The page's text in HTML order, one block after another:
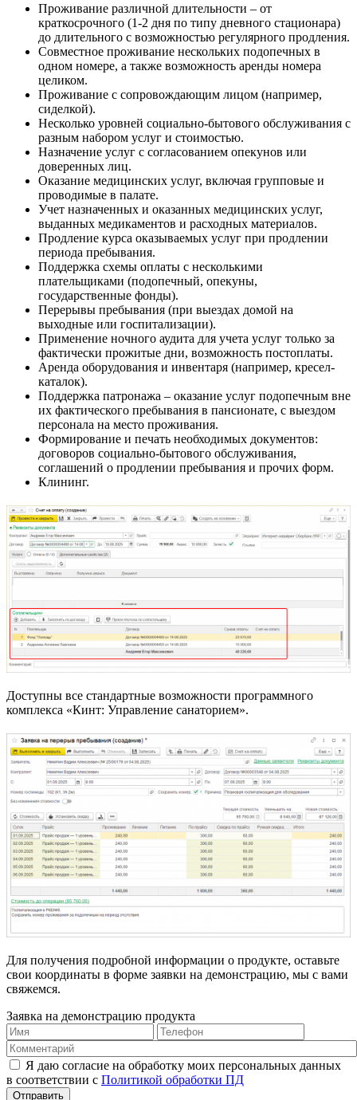
Проживание различной длительности – от
краткосрочного (1-2 дня по типу дневного стационара)
до длительного с возможностью регулярного продления.
Совместное проживание нескольких подопечных в
одном номере, а также возможность аренды номера
целиком.
Проживание с сопровождающим лицом (например,
сиделкой).
Несколько уровней социально-бытового обслуживания с
разным набором услуг и стоимостью.
Назначение услуг с согласованием опекунов или
доверенных лиц.
Оказание медицинских услуг, включая групповые и
проводимые в палате.
Учет назначенных и оказанных медицинских услуг,
выданных медикаментов и расходных материалов.
Продление курса оказываемых услуг при продлении
периода пребывания.
Поддержка схемы оплаты с несколькими
плательщиками (подопечный, опекуны,
государственные фонды).
Перерывы пребывания (при выездах домой на
выходные или госпитализации).
Применение ночного аудита для учета услуг только за
фактически прожитые дни, возможность постоплаты.
Аренда оборудования и инвентаря (например, кресел-
каталок).
Поддержка патронажа – оказание услуг подопечным вне
их фактического пребывания в пансионате, с выездом
персонала на место проживания.
Формирование и печать необходимых документов:
договоров социально-бытового обслуживания,
соглашений о продлении пребывания и прочих форм.
Клининг.
Доступны все стандартные возможности программного
комплекса «Кинт: Управление санаторием».
Для получения подробной информации о продукте, оставьте
свои координаты в форме заявки на демонстрацию, мы с вами
свяжемся.
Заявка на демонстрацию продукта
Я даю согласие на обработку моих персональных данных
в соответствии с Политикой обработки ПД